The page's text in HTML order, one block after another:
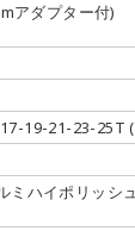
アダプター付)
19-21-23-25T
ミハイポリッシ